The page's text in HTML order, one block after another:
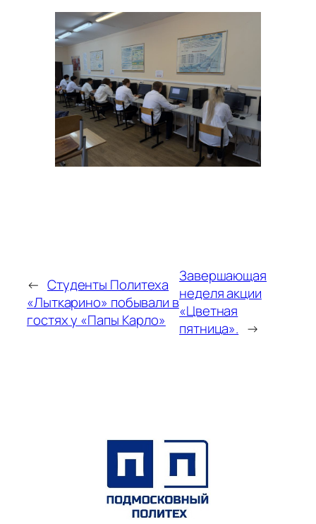
← Студенты Политеха
«Лыткарино» побывали в
гостях у «Папы Карло»
Завершающая
неделя акции
«Цветная
пятница». →